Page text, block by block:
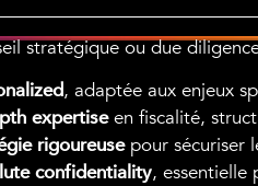
stratégique ou due
, adaptée aux enjeux
expertiseen fiscalité,
rigoureusepour sécuriser
confidentiality, essentielle